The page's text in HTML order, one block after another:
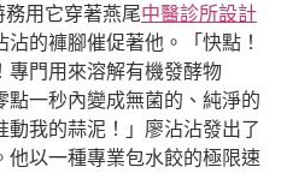
用它穿著燕尾中醫診所設計
的褲腳催促著他。「快點！
專門用來溶解有機發酵物
一秒內變成無菌的、純淨的
我的蒜泥！」廖沾沾發出了
以一種專業包水餃的極限速